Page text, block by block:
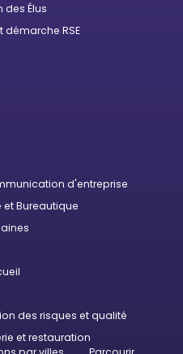
des Élus
démarche RSE
d'entreprise
et Bureautique
des risques et qualité
et restauration